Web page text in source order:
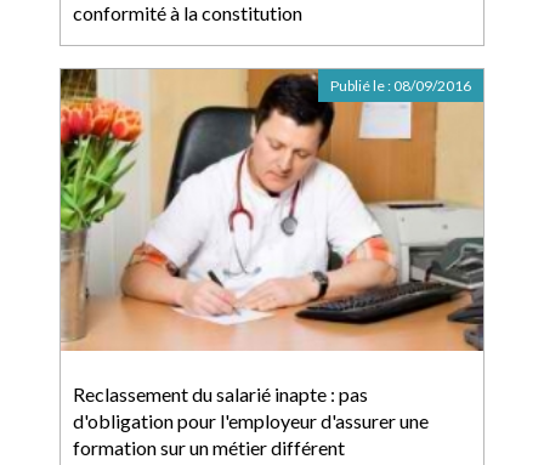
conformité à la constitution
Reclassement du salarié inapte : pas
d'obligation pour l'employeur d'assurer une
formation sur un métier différent
Publié le : 08/09/2016